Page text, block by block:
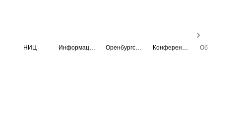
НИЦ